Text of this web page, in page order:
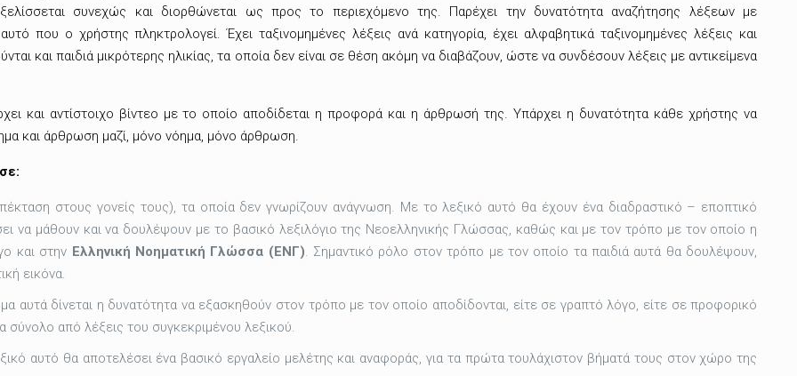
συνεχώς και διορθώνεται ως προς το περιεχόμενο της. Παρέχει την δυνατότητα αναζήτησης λέξεων με
που ο χρήστης πληκτρολογεί. Έχει ταξινομημένες λέξεις ανά κατηγορία, έχει αλφαβητικά ταξινομημένες λέξεις και
και παιδιά μικρότερης ηλικίας, τα οποία δεν είναι σε θέση ακόμη να διαβάζουν, ώστε να συνδέσουν λέξεις με αντικείμενα
και αντίστοιχο βίντεο με το οποίο αποδίδεται η προφορά και η άρθρωσή της. Υπάρχει η δυνατότητα κάθε χρήστης να
και άρθρωση μαζί, μόνο νόημα, μόνο άρθρωση.
στους γονείς τους), τα οποία δεν γνωρίζουν ανάγνωση. Με το λεξικό αυτό θα έχουν ένα διαδραστικό – εποπτικό
να μάθουν και να δουλέψουν με το βασικό λεξιλόγιο της Νεοελληνικής Γλώσσας, καθώς και με τον τρόπο με τον οποίο η
και στην Ελληνική Νοηματική Γλώσσα (ΕΝΓ). Σημαντικό ρόλο στον τρόπο με τον οποίο τα παιδιά αυτά θα δουλέψουν,
εικόνα.
αυτά δίνεται η δυνατότητα να εξασκηθούν στον τρόπο με τον οποίο αποδίδονται, είτε σε γραπτό λόγο, είτε σε προφορικό
σύνολο από λέξεις του συγκεκριμένου λεξικού.
αυτό θα αποτελέσει ένα βασικό εργαλείο μελέτης και αναφοράς, για τα πρώτα τουλάχιστον βήματά τους στον χώρο της